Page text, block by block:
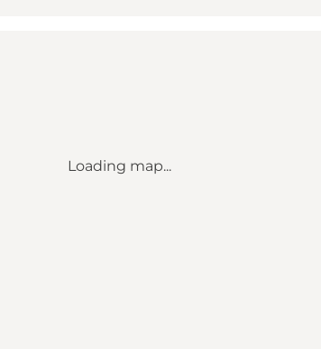
Loading map...